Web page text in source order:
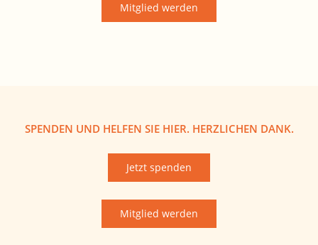
Mitglied werden
SPENDEN UND HELFEN SIE HIER. HERZLICHEN DANK.
Jetzt spenden
Mitglied werden